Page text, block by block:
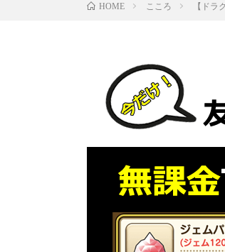
HOME こころ 【ド